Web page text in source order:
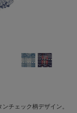
チェック柄デザイン。